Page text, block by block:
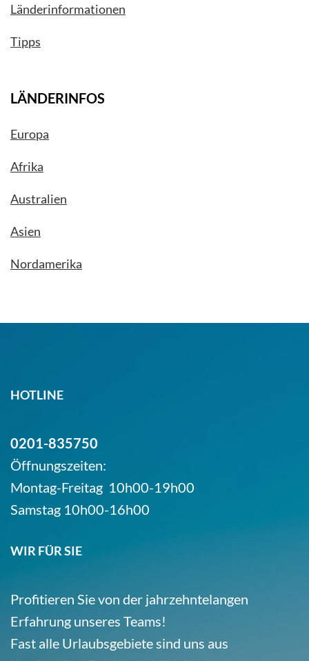
Länderinformationen
Tipps
LÄNDERINFOS
Europa
Afrika
Australien
Asien
Nordamerika
HOTLINE
0201-835750
Öffnungszeiten:
Montag-Freitag 10h00-19h00
Samstag 10h00-16h00
WIR FÜR SIE
Profitieren Sie von der jahrzehntelangen
Erfahrung unseres Teams!
Fast alle Urlaubsgebiete sind uns aus